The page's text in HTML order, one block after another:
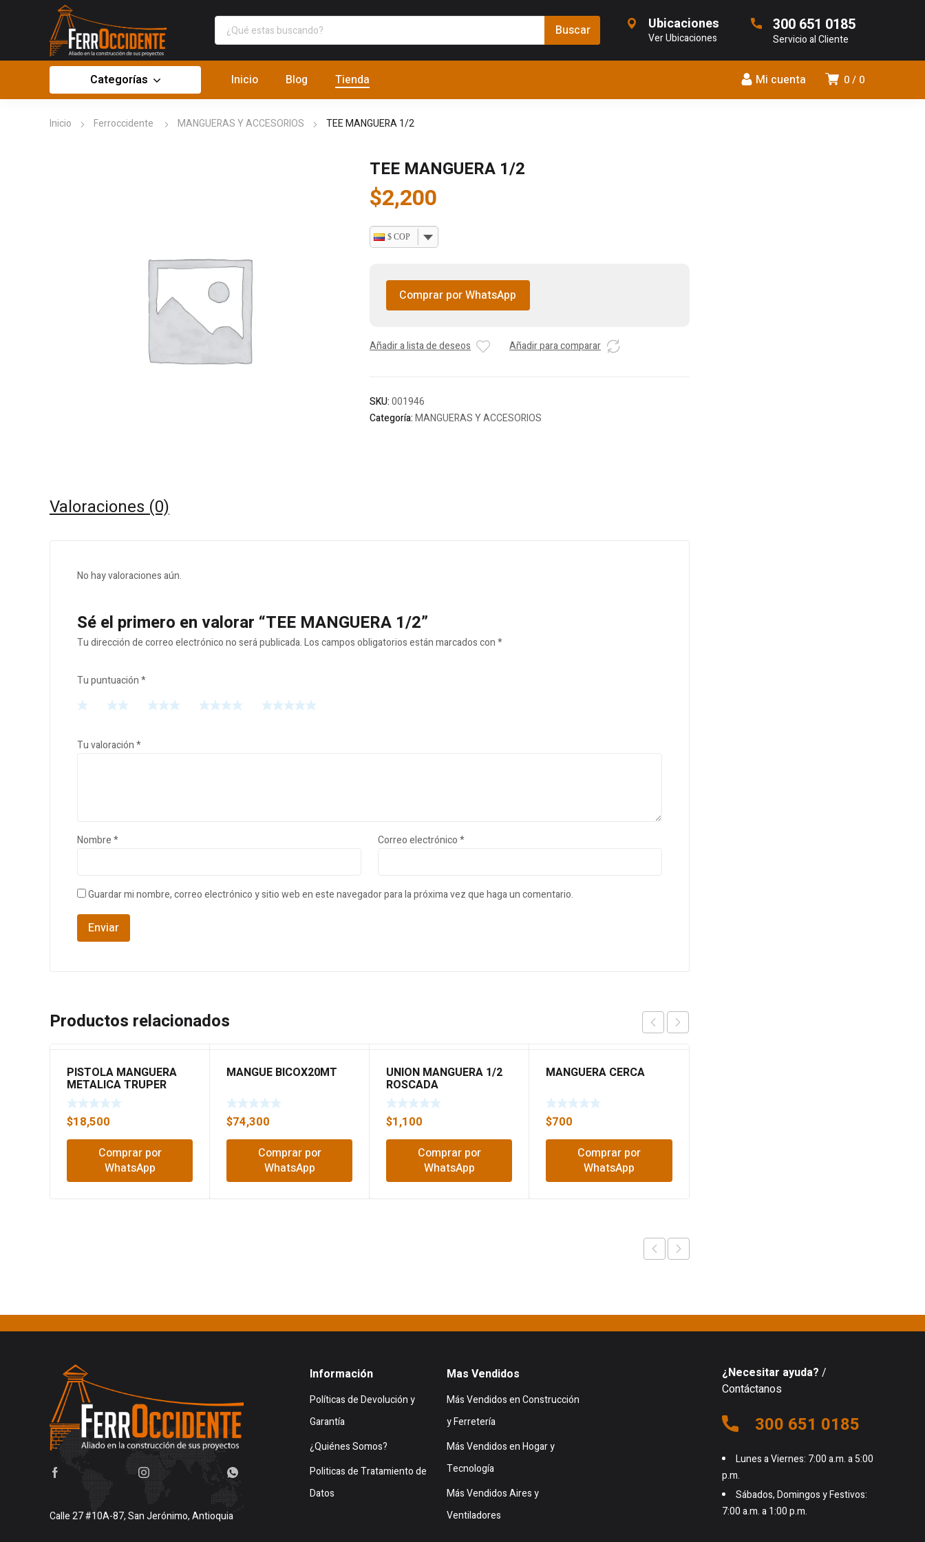
Ubicaciones
Ver Ubicaciones
300 651 0185
Servicio al Cliente
0 0
Mi cuenta
Categorías Inicio Blog Tienda
Inicio Ferroccidente MANGUERAS Y ACCESORIOS TEE MANGUERA 1/2
TEE MANGUERA 1/2
$2,200
$ COP
Comprar por WhatsApp
Añadir a lista de deseos Añadir para comparar
SKU:001946
Categoría:MANGUERAS Y ACCESORIOS
Valoraciones (0)
No hay valoraciones aún.
Sé el primero en valorar “TEE MANGUERA 1/2”
Tu dirección de correo electrónico no será publicada.Los campos obligatorios están marcados con*
Tu puntuación*
Tu valoración*
Nombre* Correo electrónico*
Guardar mi nombre, correo electrónico y sitio web en este navegador para la próxima vez que haga un comentario.
Productos relacionados
PISTOLA MANGUERA
METALICA TRUPER
17483
$18,500
Comprar por
WhatsApp
MANGUE BICOX20MT
$74,300
Comprar por
WhatsApp
UNION MANGUERA 1/2
ROSCADA
$1,100
Comprar por
WhatsApp
MANGUERA CERCA
$700
Comprar por
WhatsApp
Calle 27 #10A-87, San Jerónimo, Antioquia
Información
Políticas de Devolución y
Garantía
¿Quiénes Somos?
Politicas de Tratamiento de
Datos
Mas Vendidos
Más Vendidos en Construcción
y Ferretería
Más Vendidos en Hogar y
Tecnología
Más Vendidos Aires y
Ventiladores
¿Necesitar ayuda? /
Contáctanos
300 651 0185
Lunes a Viernes: 7:00 a.m. a 5:00
p.m.
Sábados, Domingos y Festivos:
7:00 a.m. a 1:00 p.m.